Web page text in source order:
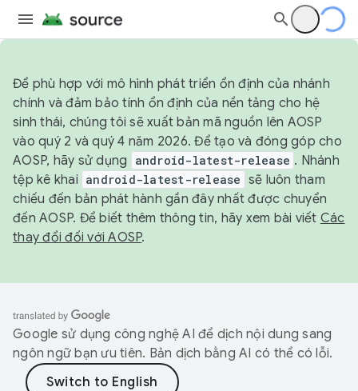
Để phù hợp với mô hình phát triển ổn định của nhánh
chính và đảm bảo tính ổn định của nền tảng cho hệ
sinh thái, chúng tôi sẽ xuất bản mã nguồn lên AOSP
vào quý 2 và quý 4 năm 2026. Để tạo và đóng góp cho
AOSP, hãy sử dụng
android-latest-release . Nhánh
tệp kê khai android-latest-release sẽ luôn tham
chiếu đến bản phát hành gần đây nhất được chuyển
đến AOSP. Để biết thêm thông tin, hãy xem bài viết Các
thay đổi đối với AOSP.
Google sử dụng công nghệ AI để dịch nội dung sang
ngôn ngữ bạn ưu tiên. Bản dịch bằng AI có thể có lỗi.